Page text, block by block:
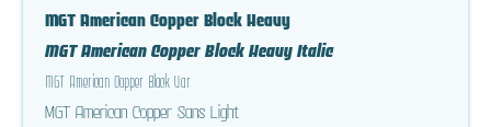
MGT American Copper Block Heavy
MGT American Copper Block Heavy Italic
MGT American Copper Block Var
MGT American Copper Sans Light